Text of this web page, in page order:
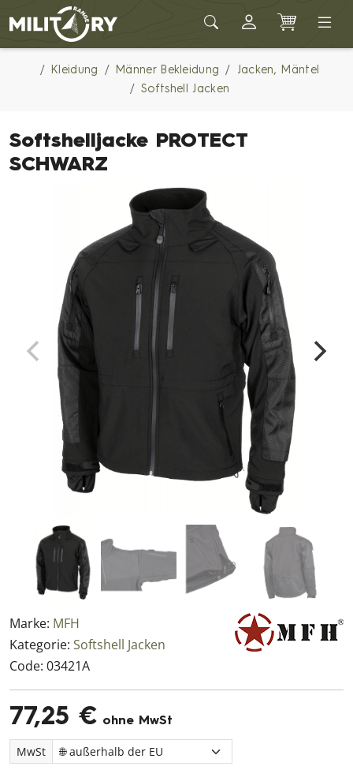
Army shop MILITARY RANGE
Kleidung Männer Bekleidung
Jacken, Mäntel
Softshell Jacken
Softshelljacke PROTECT
SCHWARZ
Marke: MFH
Kategorie: Softshell Jacken
Code: 03421A
77,25 € ohne MwSt
MwSt